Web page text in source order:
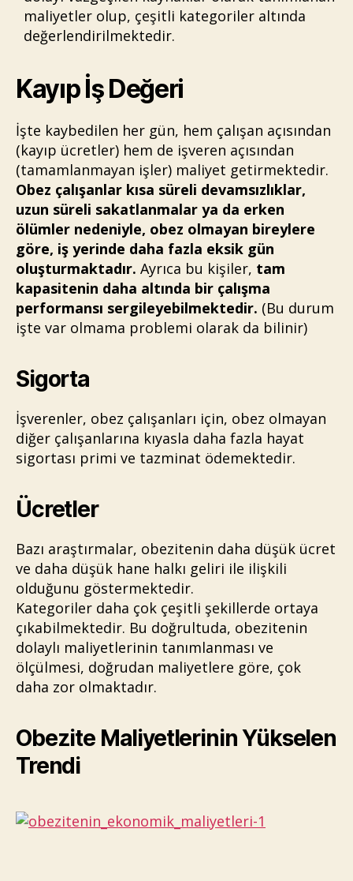
maliyetler olup, çeşitli kategoriler altında
değerlendirilmektedir.
Kayıp İş Değeri
İşte kaybedilen her gün, hem çalışan açısından
(kayıp ücretler) hem de işveren açısından
(tamamlanmayan işler) maliyet getirmektedir.
Obez çalışanlar kısa süreli devamsızlıklar,
uzun süreli sakatlanmalar ya da erken
ölümler nedeniyle, obez olmayan bireylere
göre, iş yerinde daha fazla eksik gün
oluşturmaktadır. Ayrıca bu kişiler, tam
kapasitenin daha altında bir çalışma
performansı sergileyebilmektedir. (Bu durum
işte var olmama problemi olarak da bilinir)
Sigorta
İşverenler, obez çalışanları için, obez olmayan
diğer çalışanlarına kıyasla daha fazla hayat
sigortası primi ve tazminat ödemektedir.
Ücretler
Bazı araştırmalar, obezitenin daha düşük ücret
ve daha düşük hane halkı geliri ile ilişkili
olduğunu göstermektedir.
Kategoriler daha çok çeşitli şekillerde ortaya
çıkabilmektedir. Bu doğrultuda, obezitenin
dolaylı maliyetlerinin tanımlanması ve
ölçülmesi, doğrudan maliyetlere göre, çok
daha zor olmaktadır.
Obezite Maliyetlerinin Yükselen
Trendi